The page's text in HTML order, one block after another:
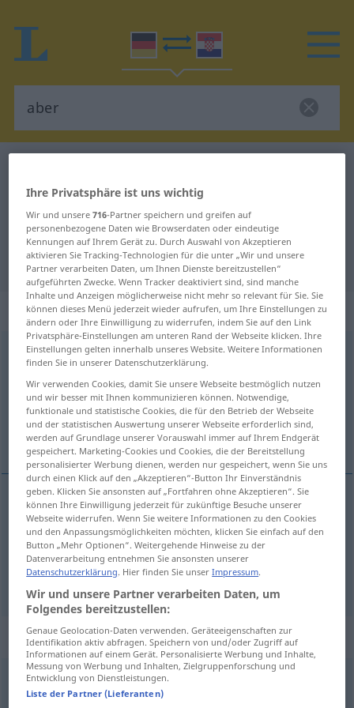
Deutsch-Kroatisch Übersetzung für
"aber"
"aber" Kroatisch Übersetzung
„aber“
aber
Übersicht aller Übersetzungen
(Für mehr Details die Übersetzung anklicken/antippen)
ali, no, a, pa
,no,a aber
aber
Beispielsätze für "aber"
ich kann mir nicht helfen , aber ich glaube …
Ihre Privatsphäre ist uns wichtig
Wir und unsere716-Partner speichern und greifen auf
personenbezogene Daten wie Browserdaten oder eindeutige
Kennungen auf Ihrem Gerät zu. Durch Auswahl von Akzeptieren
aktivieren Sie Tracking-Technologien für die unter „Wir und unsere
Partner verarbeiten Daten, um Ihnen Dienste bereitzustellen“
aufgeführten Zwecke. Wenn Tracker deaktiviert sind, sind manche
Inhalte und Anzeigen möglicherweise nicht mehr so relevant für Sie. Sie
können dieses Menü jederzeit wieder aufrufen, um Ihre Einstellungen zu
ändern oder Ihre Einwilligung zu widerrufen, indem Sie auf den Link
Privatsphäre-Einstellungen am unteren Rand der Webseite klicken. Ihre
Einstellungen gelten innerhalb unseres Website. Weitere Informationen
finden Sie in unserer Datenschutzerklärung.
Wir verwenden Cookies, damit Sie unsere Webseite bestmöglich nutzen
und wir besser mit Ihnen kommunizieren können. Notwendige,
funktionale und statistische Cookies, die für den Betrieb der Webseite
und der statistischen Auswertung unserer Webseite erforderlich sind,
werden auf Grundlage unserer Vorauswahl immer auf Ihrem Endgerät
gespeichert. Marketing-Cookies und Cookies, die der Bereitstellung
personalisierter Werbung dienen, werden nur gespeichert, wenn Sie uns
durch einen Klick auf den „Akzeptieren“-Button Ihr Einverständnis
geben. Klicken Sie ansonsten auf „Fortfahren ohne Akzeptieren“. Sie
können Ihre Einwilligung jederzeit für zukünftige Besuche unserer
Webseite widerrufen. Wenn Sie weitere Informationen zu den Cookies
und den Anpassungsmöglichkeiten möchten, klicken Sie einfach auf den
Button „Mehr Optionen“. Weitergehende Hinweise zu der
Datenverarbeitung entnehmen Sie ansonsten unserer
Datenschutzerklärung. Hier finden Sie unserImpressum.
Wir und unsere Partner verarbeiten Daten, um
Folgendes bereitzustellen:
Genaue Geolocation-Daten verwenden. Geräteeigenschaften zur
Identifikation aktiv abfragen. Speichern von und/oder Zugriff auf
Informationen auf einem Gerät. Personalisierte Werbung und Inhalte,
Messung von Werbung und Inhalten, Zielgruppenforschung und
Entwicklung von Dienstleistungen.
Liste der Partner (Lieferanten)